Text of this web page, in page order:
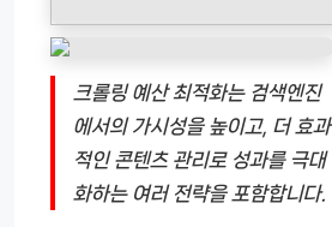
크롤링 예산 최적화는 검색엔진
에서의 가시성을 높이고, 더 효과
적인 콘텐츠 관리로 성과를 극대
화하는 여러 전략을 포함합니다.